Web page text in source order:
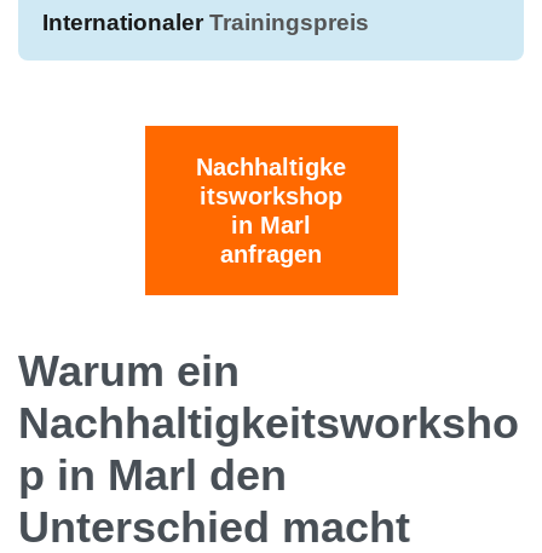
InternationalerTrainingspreis
Nachhaltigke
itsworkshop
in Marl
anfragen
Warum ein
Nachhaltigkeitsworksho
p in Marl den
Unterschied macht